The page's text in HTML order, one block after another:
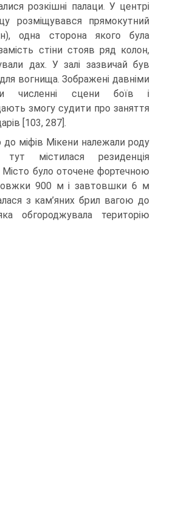
розкішні палаци. У центрі
розміщувався прямокутний
одна сторона якого була
стіни стояв ряд колон,
дах. У залі зазвичай був
вогнища. Зображені давніми
численні сцени боїв і
змогу судити про заняття
[103, 287].
до міфів Мікени належали роду
містилася рези­денція
було оточене фортечною
900 м і завтовшки 6 м
з кам’яних брил вагою до
обгород­жувала територію